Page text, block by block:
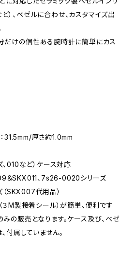
）、ベゼルに合わせ、カスタマイズ出
だけの個性ある腕時計に簡単にカス
31.5mm/厚さ約1.0mm
010など）ケース対応
＆SKX011、7s26-0020シリーズ
SKX007代用品）
３M製接着シール）が簡単、便利です
の販売となります。ケース及び、ベゼ
付属していません。